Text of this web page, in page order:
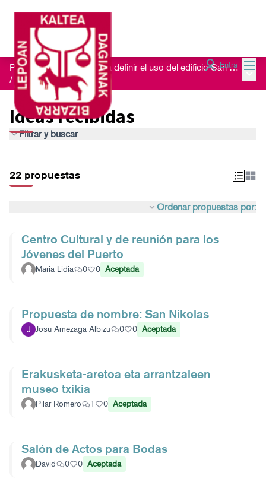
Entra
Proceso de escucha para definir el uso del edificio San Nikolas 23
/ Ideas recibidas
Ideas recibidas
Filtrar y buscar
22 propuestas
Ordenar propuestas por:
Centro Cultural y de reunión para los
Jóvenes del Puerto
Maria Lidia 0 0 Aceptada
Propuesta de nombre: San Nikolas
Josu Amezaga Albizu 0 0 Aceptada
Erakusketa-aretoa eta arrantzaleen
museo txikia
Pilar Romero 1 0 Aceptada
Salón de Actos para Bodas
David 0 0 Aceptada